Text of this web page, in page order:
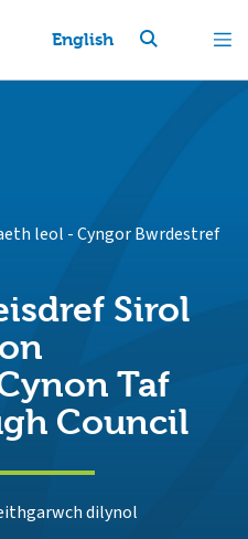
English
leol -Cyngor Bwrdestref
Sirol
Taf
Council
dilynol